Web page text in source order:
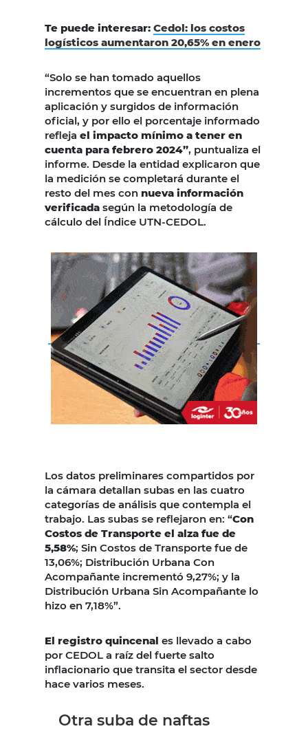
Te puede interesar: Cedol: los costos
logísticos aumentaron 20,65% en enero
“Solo se han tomado aquellos
incrementos que se encuentran en plena
aplicación y surgidos de información
oficial, y por ello el porcentaje informado
refleja el impacto mínimo a tener en
cuenta para febrero 2024”, puntualiza el
informe. Desde la entidad explicaron que
la medición se completará durante el
resto del mes con nueva información
verificada según la metodología de
cálculo del Índice UTN-CEDOL.
Los datos preliminares compartidos por
la cámara detallan subas en las cuatro
categorías de análisis que contempla el
trabajo. Las subas se reflejaron en: “Con
Costos de Transporte el alza fue de
5,58%; Sin Costos de Transporte fue de
13,06%; Distribución Urbana Con
Acompañante incrementó 9,27%; y la
Distribución Urbana Sin Acompañante lo
hizo en 7,18%”.
El registro quincenal es llevado a cabo
por CEDOL a raíz del fuerte salto
inflacionario que transita el sector desde
hace varios meses.
Otra suba de naftas